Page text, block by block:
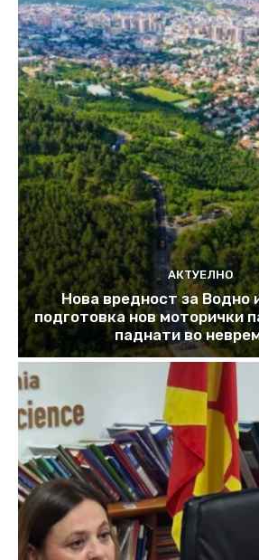
АКТУЕЛНО
Нова вредност за Водно
подготовка нов моторички
паднати во